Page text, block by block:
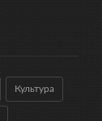
Культура